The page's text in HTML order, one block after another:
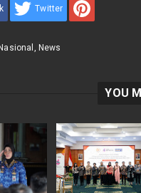
Twitter
Nasional , News
YOU